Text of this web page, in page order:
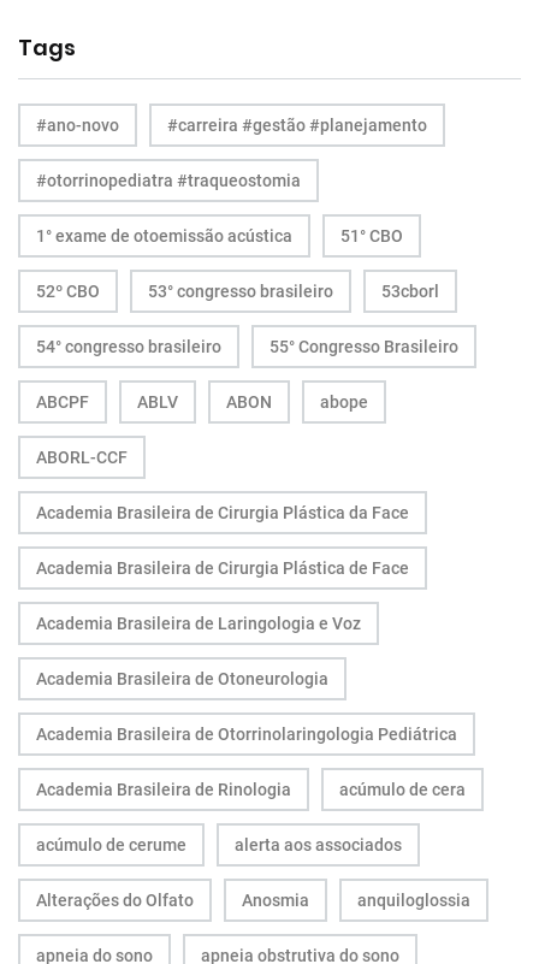
Tags
#ano-novo #carreira #gestão #planejamento
#otorrinopediatra #traqueostomia
1° exame de otoemissão acústica 51° CBO
52º CBO 53° congresso brasileiro 53cborl
54° congresso brasileiro 55° Congresso Brasileiro
ABCPF ABLV ABON abope
ABORL-CCF
Academia Brasileira de Cirurgia Plástica da Face
Academia Brasileira de Cirurgia Plástica de Face
Academia Brasileira de Laringologia e Voz
Academia Brasileira de Otoneurologia
Academia Brasileira de Otorrinolaringologia Pediátrica
Academia Brasileira de Rinologia acúmulo de cera
acúmulo de cerume alerta aos associados
Alterações do Olfato Anosmia anquiloglossia
apneia do sono apneia obstrutiva do sono